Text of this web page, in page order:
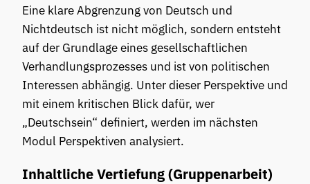
Eine klare Abgrenzung von Deutsch und
Nichtdeutsch ist nicht möglich, sondern entsteht
auf der Grundlage eines gesellschaftlichen
Verhandlungsprozesses und ist von politischen
Interessen abhängig. Unter dieser Perspektive und
mit einem kritischen Blick dafür, wer
„Deutschsein“ definiert, werden im nächsten
Modul Perspektiven analysiert.
Inhaltliche Vertiefung (Gruppenarbeit)